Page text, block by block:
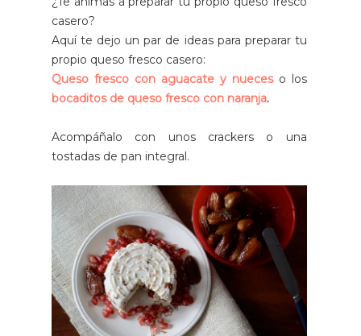
casero?
Aquí te dejo un par de ideas para preparar tu
propio queso fresco casero:
Queso fresco con aguacate y nueceso los
bocaditos de queso fresco con naranja.
Acompáñalo con unos crackers o una
tostadas de pan integral.